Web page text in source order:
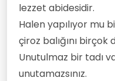
lezzet abidesidir.
Halen yapılıyor mu
çiroz balığını
Unutulmaz bir tadı
unutamazsınız.